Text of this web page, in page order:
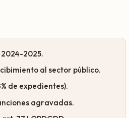
2025.
al sector público.
de expedientes).
agravadas.